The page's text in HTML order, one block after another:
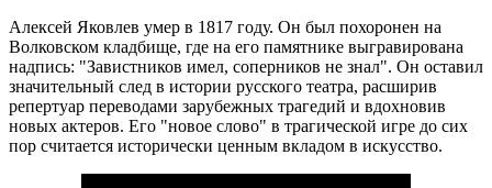
Алексей Яковлев умер в 1817 году. Он был похоронен на
Волковском кладбище, где на его памятнике выгравирована
надпись: "Завистников имел, соперников не знал". Он оставил
значительный след в истории русского театра, расширив
репертуар переводами зарубежных трагедий и вдохновив
новых актеров. Его "новое слово" в трагической игре до сих
пор считается исторически ценным вкладом в искусство.